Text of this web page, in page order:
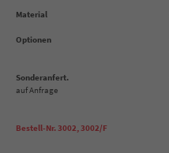
Material
Optionen
Sonderanfert.
auf Anfrage
Bestell-Nr. 3002, 3002/F